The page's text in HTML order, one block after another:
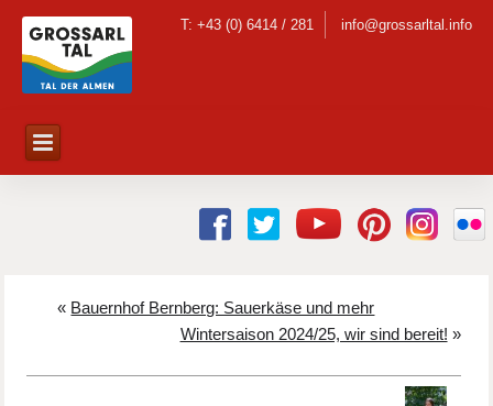
T: +43 (0) 6414 / 281 info@grossarltal.info
« Bauernhof Bernberg: Sauerkäse und mehr
Wintersaison 2024/25, wir sind bereit! »